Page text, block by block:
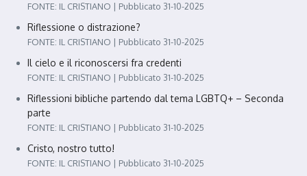
FONTE: IL CRISTIANO Pubblicato 31-10-2025
Riflessione o distrazione?
FONTE: IL CRISTIANO Pubblicato 31-10-2025
Il cielo e il riconoscersi fra credenti
FONTE: IL CRISTIANO Pubblicato 31-10-2025
Riflessioni bibliche partendo dal tema LGBTQ+ – Seconda
parte
FONTE: IL CRISTIANO Pubblicato 31-10-2025
Cristo, nostro tutto!
FONTE: IL CRISTIANO Pubblicato 31-10-2025